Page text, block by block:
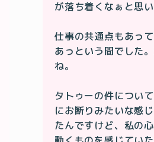
が落ち着くなぁと思い
仕事の共通点もあっ
あっという間でした
ね。
タトゥーの件につい
にお断りみたいな感
たんですけど、私の